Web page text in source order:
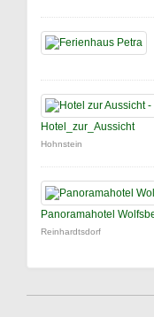
Hotel_zur_Aussicht
Hohnstein
Panoramahotel
Reinhardtsdorf